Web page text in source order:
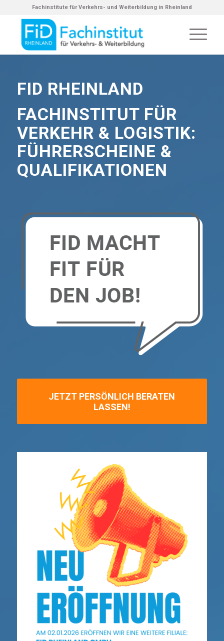
Fachinstitute für Verkehrs- und Weiterbildung in Rheinland
FID RHEINLAND
FACHINSTITUT FÜR
VERKEHR & LOGISTIK:
FÜHRERSCHEINE &
QUALIFIKATIONEN
JETZT PERSÖNLICH BERATEN
LASSEN!